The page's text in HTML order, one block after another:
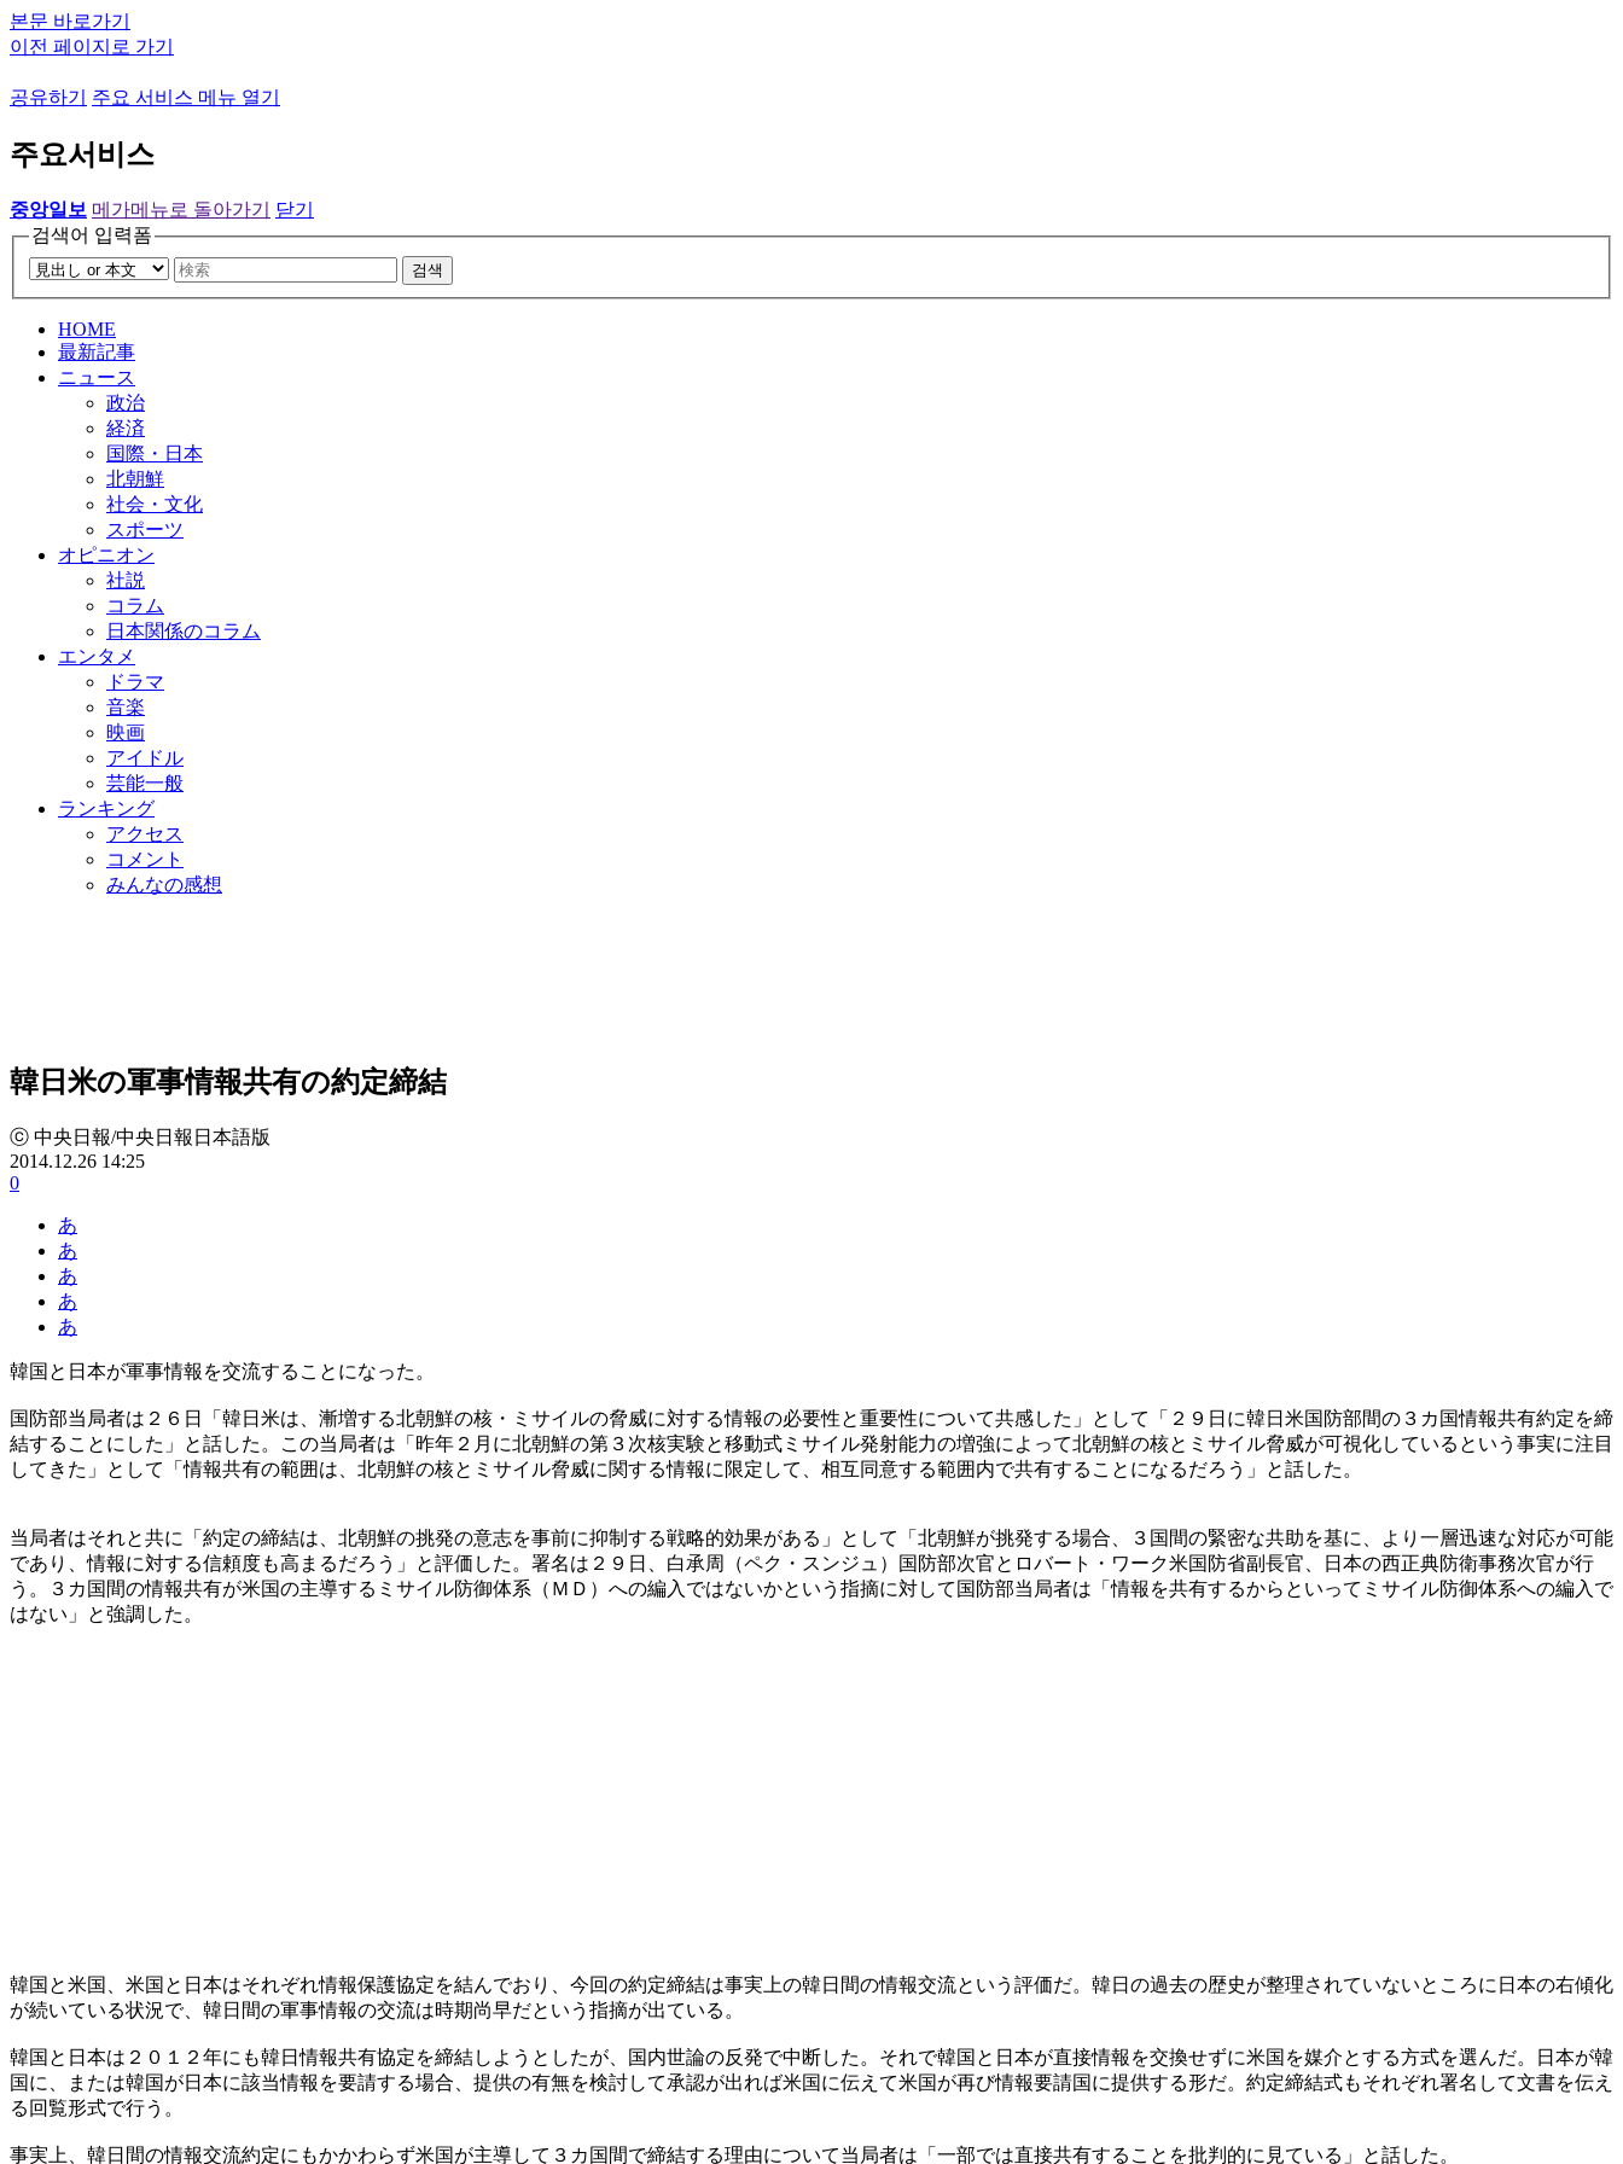
본문 바로가기
이전 페이지로 가기
공유하기 주요 서비스 메뉴 열기
주요서비스
중앙일보 메가메뉴로 돌아가기
닫기
검색어 입력폼
검색
HOME
最新記事
ニュース
政治
経済
国際・日本
北朝鮮
社会・文化
スポーツ
オピニオン
社説
コラム
日本関係のコラム
エンタメ
ドラマ
音楽
映画
アイドル
芸能一般
ランキング
アクセス
コメント
みんなの感想
韓日米の軍事情報共有の約定締結
ⓒ 中央日報/中央日報日本語版
2014.12.26 14:25
0
あ
あ
あ
あ
あ
韓国と日本が軍事情報を交流することになった。
国防部当局者は２６日「韓日米は、漸増する北朝鮮の核・ミサイルの脅威に対する情報の必要性と重要性について共感した」として「２９日に韓日米国防部間の３カ国情報共有約定を締
結することにした」と話した。この当局者は「昨年２月に北朝鮮の第３次核実験と移動式ミサイル発射能力の増強によって北朝鮮の核とミサイル脅威が可視化しているという事実に注目
してきた」として「情報共有の範囲は、北朝鮮の核とミサイル脅威に関する情報に限定して、相互同意する範囲内で共有することになるだろう」と話した。
当局者はそれと共に「約定の締結は、北朝鮮の挑発の意志を事前に抑制する戦略的効果がある」として「北朝鮮が挑発する場合、３国間の緊密な共助を基に、より一層迅速な対応が可能
であり、情報に対する信頼度も高まるだろう」と評価した。署名は２９日、白承周（ペク・スンジュ）国防部次官とロバート・ワーク米国防省副長官、日本の西正典防衛事務次官が行
う。３カ国間の情報共有が米国の主導するミサイル防御体系（ＭＤ）への編入ではないかという指摘に対して国防部当局者は「情報を共有するからといってミサイル防御体系への編入で
はない」と強調した。
韓国と米国、米国と日本はそれぞれ情報保護協定を結んでおり、今回の約定締結は事実上の韓日間の情報交流という評価だ。韓日の過去の歴史が整理されていないところに日本の右傾化
が続いている状況で、韓日間の軍事情報の交流は時期尚早だという指摘が出ている。
韓国と日本は２０１２年にも韓日情報共有協定を締結しようとしたが、国内世論の反発で中断した。それで韓国と日本が直接情報を交換せずに米国を媒介とする方式を選んだ。日本が韓
国に、または韓国が日本に該当情報を要請する場合、提供の有無を検討して承認が出れば米国に伝えて米国が再び情報要請国に提供する形だ。約定締結式もそれぞれ署名して文書を伝え
る回覧形式で行う。
事実上、韓日間の情報交流約定にもかかわらず米国が主導して３カ国間で締結する理由について当局者は「一部では直接共有することを批判的に見ている」と話した。